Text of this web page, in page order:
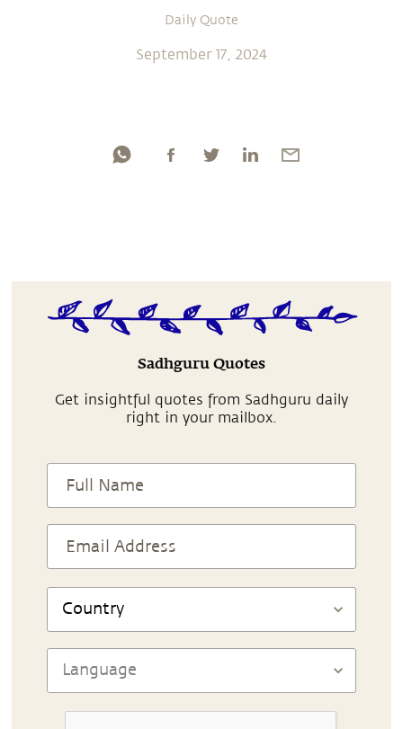
Daily Quote
September 17, 2024
Sadhguru Quotes
Get insightful quotes from Sadhguru daily
right in your mailbox.